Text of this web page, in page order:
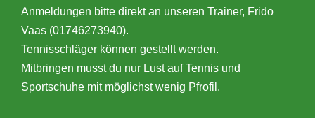
Anmeldungen bitte direkt an unseren Trainer, Frido
Vaas (01746273940).
Tennisschläger können gestellt werden.
Mitbringen musst du nur Lust auf Tennis und
Sportschuhe mit möglichst wenig Pfrofil.